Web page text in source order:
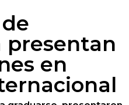
presentan
en